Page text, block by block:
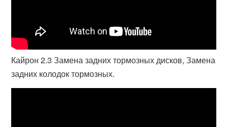
Кайрон 2.3 Замена задних тормозных дисков, Замена
задних колодок тормозных.